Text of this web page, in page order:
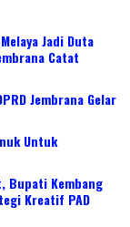
Jadi Duta
Catat
Jembrana Gelar
Untuk
Bupati Kembang
Kreatif PAD